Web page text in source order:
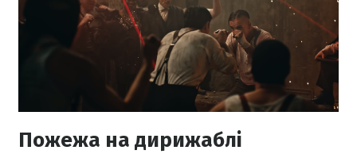
Пожежа на дирижаблі